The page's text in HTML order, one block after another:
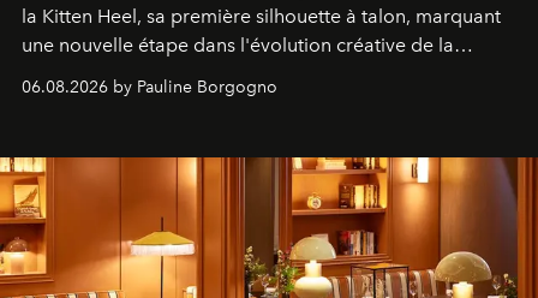
la Kitten Heel, sa première silhouette à talon, marquant
une nouvelle étape dans l'évolution créative de la
06.08.2026 by Pauline Borgogno